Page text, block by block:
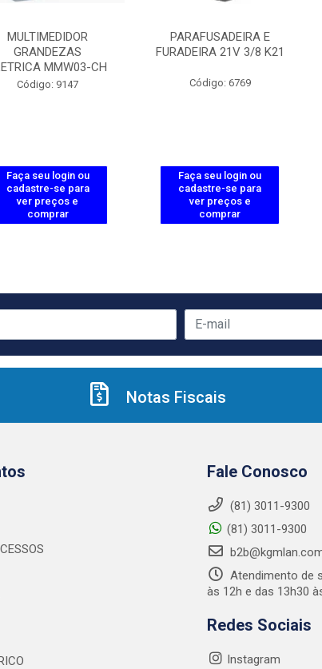
MULTIMEDIDOR
GRANDEZAS
MMW03-CH
Código: 9147
Faça seu login ou
cadastre-se para
ver preços e
comprar
PARAFUSADEIRA E
FURADEIRA 21V 3/8 K21
Código: 6769
Faça seu login ou
cadastre-se para
ver preços e
comprar
Notas Fiscais
Fale Conosco
(81) 3011-9300
(81) 3011-9300
Atendimento de
às 12h e das 13h30
Redes Sociais
Instagram